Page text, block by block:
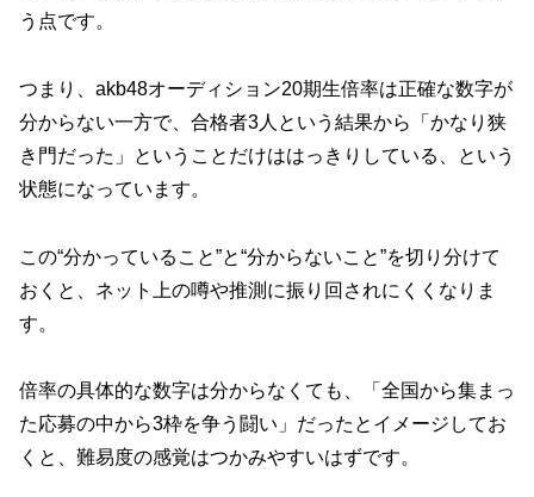
う点です。
つまり、akb48オーディション20期生倍率は正確な数字が
分からない一方で、合格者3人という結果から「かなり狭
き門だった」ということだけははっきりしている、という
状態になっています。
この“分かっていること”と“分からないこと”を切り分けて
おくと、ネット上の噂や推測に振り回されにくくなりま
す。
倍率の具体的な数字は分からなくても、
「全国から集まっ
た応募の中から3枠を争う闘い」 だったとイメージしてお
くと、難易度の感覚はつかみやすいはずです。